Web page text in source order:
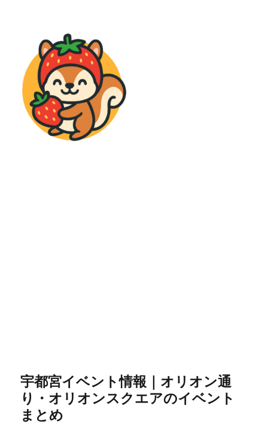
宇都宮イベント情報｜オリオン通
り・オリオンスクエアのイベント
まとめ